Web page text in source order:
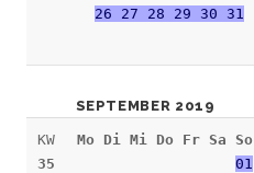
26 27 28 29 30 31
SEPTEMBER 2019
KW
35
Mo Di Mi Do Fr Sa So
01